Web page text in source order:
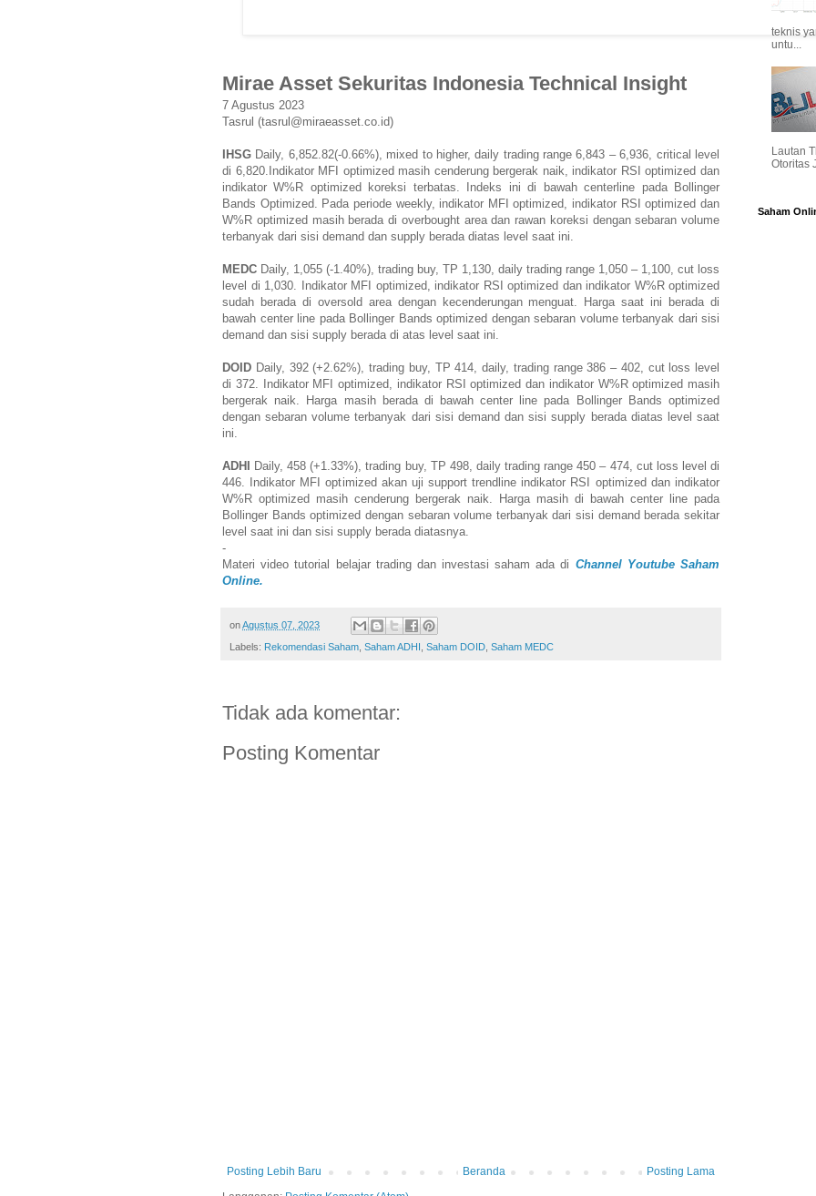
Mirae Asset Sekuritas Indonesia Technical Insight
7 Agustus 2023
Tasrul (tasrul@miraeasset.co.id)
IHSG Daily, 6,852.82(-0.66%), mixed to higher, daily trading range 6,843 – 6,936, critical level
di 6,820.Indikator MFI optimized masih cenderung bergerak naik, indikator RSI optimized dan
indikator W%R optimized koreksi terbatas. Indeks ini di bawah centerline pada Bollinger
Bands Optimized. Pada periode weekly, indikator MFI optimized, indikator RSI optimized dan
W%R optimized masih berada di overbought area dan rawan koreksi dengan sebaran volume
terbanyak dari sisi demand dan supply berada diatas level saat ini.
MEDC Daily, 1,055 (-1.40%), trading buy, TP 1,130, daily trading range 1,050 – 1,100, cut loss
level di 1,030. Indikator MFI optimized, indikator RSI optimized dan indikator W%R optimized
sudah berada di oversold area dengan kecenderungan menguat. Harga saat ini berada di
bawah center line pada Bollinger Bands optimized dengan sebaran volume terbanyak dari sisi
demand dan sisi supply berada di atas level saat ini.
DOID Daily, 392 (+2.62%), trading buy, TP 414, daily, trading range 386 – 402, cut loss level
di 372. Indikator MFI optimized, indikator RSI optimized dan indikator W%R optimized masih
bergerak naik. Harga masih berada di bawah center line pada Bollinger Bands optimized
dengan sebaran volume terbanyak dari sisi demand dan sisi supply berada diatas level saat
ini.
ADHI Daily, 458 (+1.33%), trading buy, TP 498, daily trading range 450 – 474, cut loss level di
446. Indikator MFI optimized akan uji support trendline indikator RSI optimized dan indikator
W%R optimized masih cenderung bergerak naik. Harga masih di bawah center line pada
Bollinger Bands optimized dengan sebaran volume terbanyak dari sisi demand berada sekitar
level saat ini dan sisi supply berada diatasnya.
-
Materi video tutorial belajar trading dan investasi saham ada di Channel Youtube Saham
Online.
onAgustus 07, 2023
Labels: Rekomendasi Saham Saham ADHI Saham DOID Saham MEDC
Tidak ada komentar:
Posting Komentar
Posting Lebih Baru Posting Lama
Beranda
teknis
untu...
Lautan
Otoritas
Saham